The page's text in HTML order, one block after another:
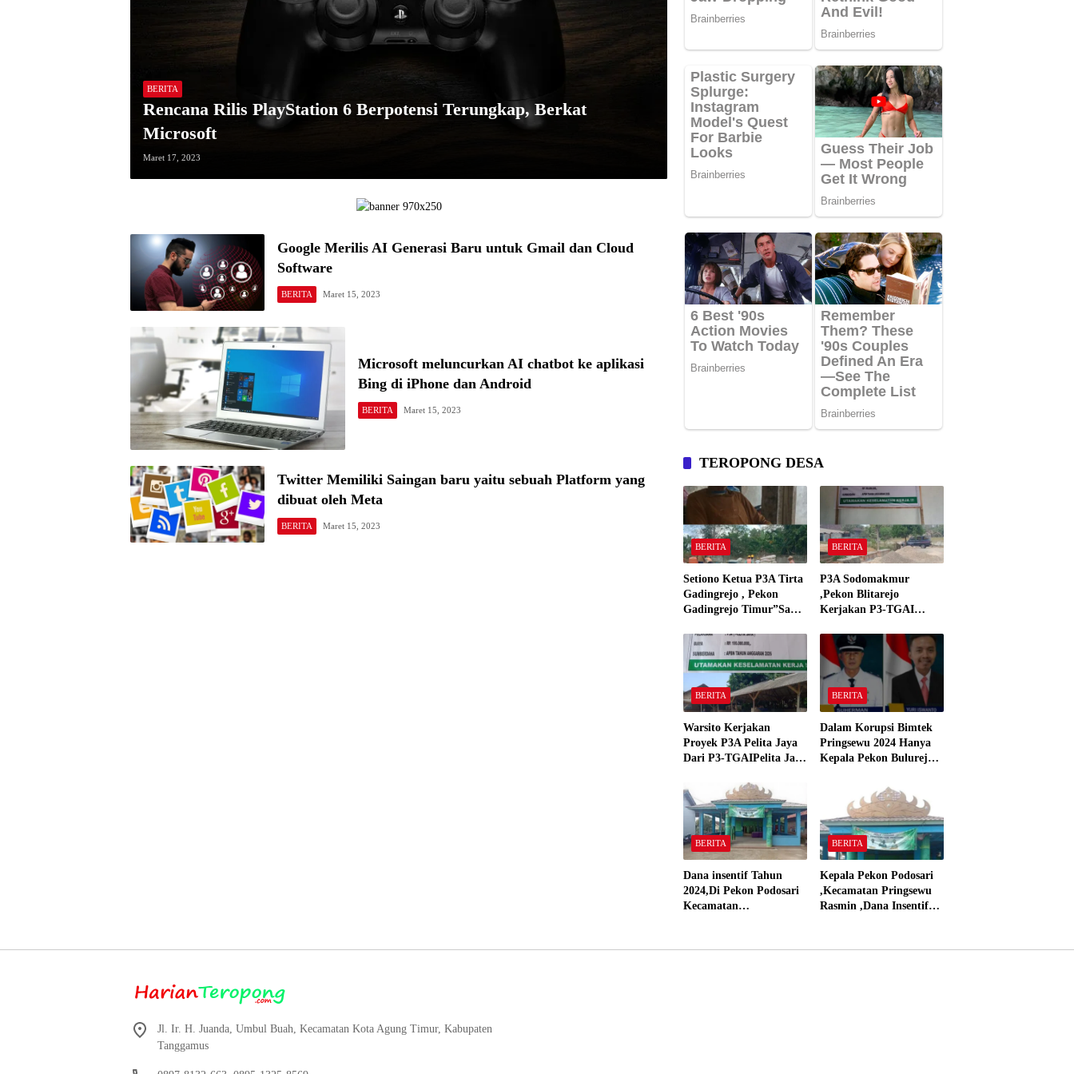
BERITA
Rencana Rilis PlayStation 6 Berpotensi Terungkap, Berkat
Microsoft
Maret 17, 2023
Google Merilis AI Generasi Baru untuk Gmail dan Cloud
Software
BERITA Maret 15, 2023
Microsoft meluncurkan AI chatbot ke aplikasi
Bing di iPhone dan Android
BERITA Maret 15, 2023
Twitter Memiliki Saingan baru yaitu sebuah Platform yang
dibuat oleh Meta
BERITA Maret 15, 2023
TEROPONG DESA
BERITA
Setiono Ketua P3A Tirta
Gadingrejo , Pekon
Gadingrejo Timur”Saya
Bakar Kantor Camat
Gadingrejo Tahun 2000″
BERITA
P3A Sodomakmur
,Pekon Blitarejo
Kerjakan P3-TGAI
Spesifikasinya
BERITA
Warsito Kerjakan
Proyek P3A Pelita Jaya
Dari P3-TGAIPelita Jaya
“Semua Material Sesuai
Standar”
BERITA
Dalam Korupsi Bimtek
Pringsewu 2024 Hanya
Kepala Pekon Bulurejo
dan Dana Insentif Pekon
BERITA
Dana insentif Tahun
2024,Di Pekon Podosari
Kecamatan
RAP
BERITA
Kepala Pekon Podosari
,Kecamatan Pringsewu
Rasmin ,Dana Insentif
Proyektor
Jl. Ir. H. Juanda, Umbul Buah, Kecamatan Kota Agung Timur, Kabupaten
Tanggamus